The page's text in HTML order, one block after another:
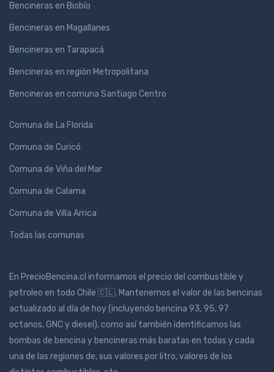
Bencineras en Biobío
Bencineras en Magallanes
Bencineras en Tarapacá
Bencineras en región Metropolitana
Bencineras en comuna Santiago Centro
Comuna de La Florida
Comuna de Curicó
Comuna de Viña del Mar
Comuna de Calama
Comuna de Villa Arrica
Todas las comunas
En PrecioBencina.cl informamos el precio del combustible y
petroleo en todo Chile 🇨🇱. Mantenemos el valor de las bencinas
actualizado al día de hoy (incluyendo bencina 93, 95, 97
octanos, GNC y diesel), como así también identificamos las
bombas de bencina y bencineras más baratas en todas y cada
una de las regiones de, sus valores por litro, valores de los